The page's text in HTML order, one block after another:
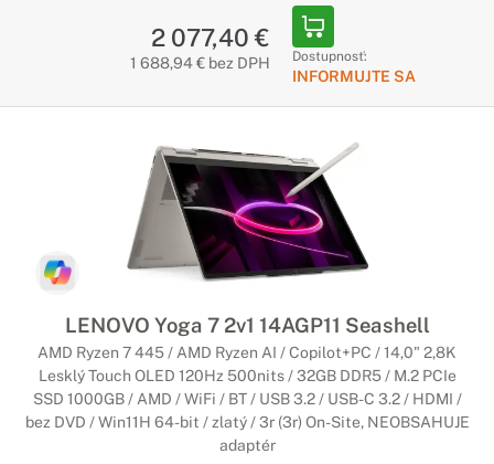
2 077,40 €
1 688,94 € bez DPH Dostupnosť:
INFORMUJTE SA
LENOVO Yoga 7 2v1 14AGP11 Seashell
AMD Ryzen 7 445 / AMD Ryzen AI / Copilot+PC / 14,0" 2,8K
Lesklý Touch OLED 120Hz 500nits / 32GB DDR5 / M.2 PCIe
SSD 1000GB / AMD / WiFi / BT / USB 3.2 / USB-C 3.2 / HDMI /
bez DVD / Win11H 64-bit / zlatý / 3r (3r) On-Site, NEOBSAHUJE
adaptér